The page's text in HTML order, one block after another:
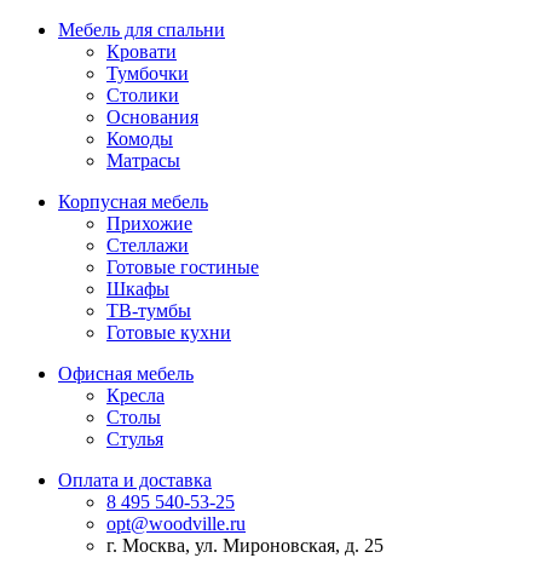
Мебель для спальни
Кровати
Тумбочки
Столики
Основания
Комоды
Матрасы
Корпусная мебель
Прихожие
Стеллажи
Готовые гостиные
Шкафы
ТВ-тумбы
Готовые кухни
Офисная мебель
Кресла
Столы
Стулья
Оплата и доставка
8 495 540-53-25
opt@woodville.ru
г. Москва, ул. Мироновская, д. 25